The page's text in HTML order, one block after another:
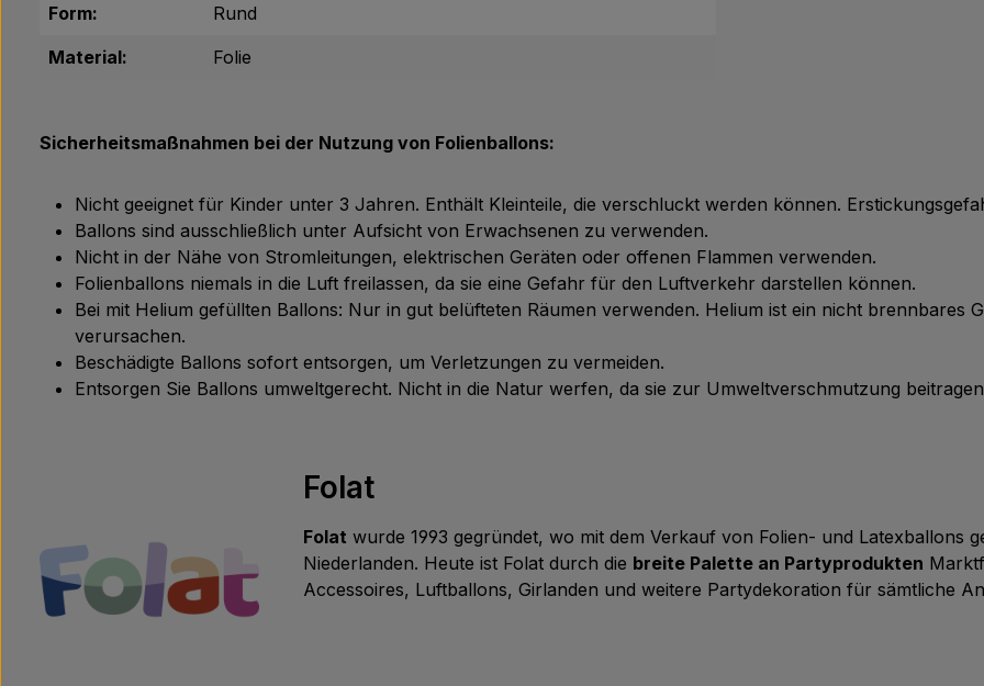
Form:
Rund
Material:
Folie
Sicherheitsmaßnahmen bei der Nutzung von Folienballons:
Nicht geeignet für Kinder unter 3 Jahren. Enthält Kleinteile, die verschluckt werden können.
Ballons sind ausschließlich unter Aufsicht von Erwachsenen zu verwenden.
Nicht in der Nähe von Stromleitungen, elektrischen Geräten oder offenen Flammen verwenden.
Folienballons niemals in die Luft freilassen, da sie eine Gefahr für den Luftverkehr darstellen können.
Bei mit Helium gefüllten Ballons: Nur in gut belüfteten Räumen verwenden. Helium ist ein nicht brennbares
verursachen.
Beschädigte Ballons sofort entsorgen, um Verletzungen zu vermeiden.
Entsorgen Sie Ballons umweltgerecht. Nicht in die Natur werfen, da sie zur Umweltverschmutzung
Folat
Folat wurde 1993 gegründet, wo mit dem Verkauf von Folien- und Latexballons
Niederlanden. Heute ist Folat durch die breite Palette an Partyprodukten
Accessoires, Luftballons, Girlanden und weitere Partydekoration für sämtliche